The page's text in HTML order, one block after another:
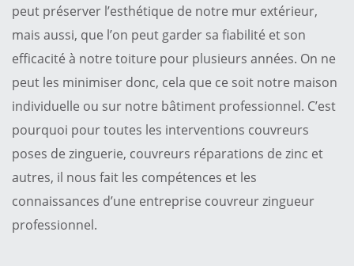
peut préserver l’esthétique de notre mur extérieur,
mais aussi, que l’on peut garder sa fiabilité et son
efficacité à notre toiture pour plusieurs années. On ne
peut les minimiser donc, cela que ce soit notre maison
individuelle ou sur notre bâtiment professionnel. C’est
pourquoi pour toutes les interventions couvreurs
poses de zinguerie, couvreurs réparations de zinc et
autres, il nous fait les compétences et les
connaissances d’une entreprise couvreur zingueur
professionnel.